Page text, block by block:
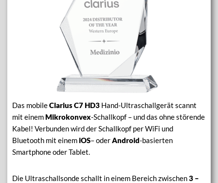
Das mobileClarius C7 HD3 Hand-Ultraschallgerät scannt
mit einemMikrokonvex-Schallkopf – und das ohne störende
Kabel! Verbunden wird der Schallkopf per WiFi und
Bluetooth mit einemiOS– oderAndroid-basierten
Smartphone oder Tablet.
Die Ultraschallsonde schallt in einem Bereich zwischen3 –